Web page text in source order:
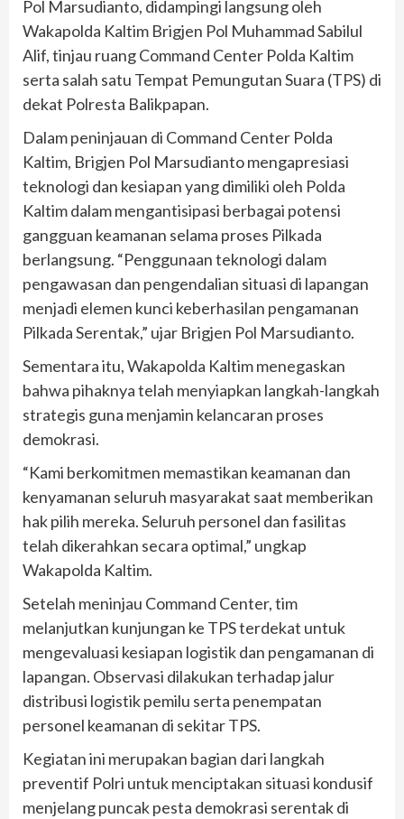
Pol Marsudianto, didampingi langsung oleh
Wakapolda Kaltim Brigjen Pol Muhammad Sabilul
Alif, tinjau ruang Command Center Polda Kaltim
serta salah satu Tempat Pemungutan Suara (TPS) di
dekat Polresta Balikpapan.
Dalam peninjauan di Command Center Polda
Kaltim, Brigjen Pol Marsudianto mengapresiasi
teknologi dan kesiapan yang dimiliki oleh Polda
Kaltim dalam mengantisipasi berbagai potensi
gangguan keamanan selama proses Pilkada
berlangsung. “Penggunaan teknologi dalam
pengawasan dan pengendalian situasi di lapangan
menjadi elemen kunci keberhasilan pengamanan
Pilkada Serentak,” ujar Brigjen Pol Marsudianto.
Sementara itu, Wakapolda Kaltim menegaskan
bahwa pihaknya telah menyiapkan langkah-langkah
strategis guna menjamin kelancaran proses
demokrasi.
“Kami berkomitmen memastikan keamanan dan
kenyamanan seluruh masyarakat saat memberikan
hak pilih mereka. Seluruh personel dan fasilitas
telah dikerahkan secara optimal,” ungkap
Wakapolda Kaltim.
Setelah meninjau Command Center, tim
melanjutkan kunjungan ke TPS terdekat untuk
mengevaluasi kesiapan logistik dan pengamanan di
lapangan. Observasi dilakukan terhadap jalur
distribusi logistik pemilu serta penempatan
personel keamanan di sekitar TPS.
Kegiatan ini merupakan bagian dari langkah
preventif Polri untuk menciptakan situasi kondusif
menjelang puncak pesta demokrasi serentak di